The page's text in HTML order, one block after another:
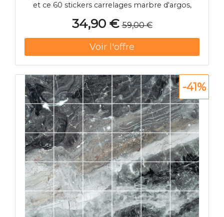
et ce 60 stickers carrelages marbre d'argos,
appartement ou maison à votre guise !
Dimension des stickers carrelages marbre :
Pour le 60 x 100 cm, les stickers
34,90 € 59,00 €
-41%